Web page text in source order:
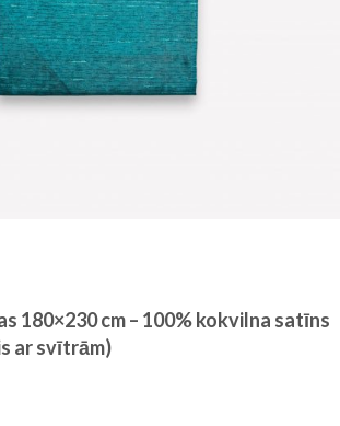
180×230 cm – 100% kokvilna satīns
ar svītrām)